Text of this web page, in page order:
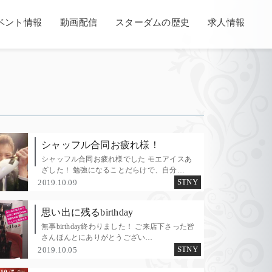
ント情報 動画配信 スターダムの歴史 求人情報
シャッフル合同お疲れ様！
シャッフル合同お疲れ様でした モエアイスあ
ざした！ 勉強になることだらけで、自分…
2019.10.09
STNY
思い出に残るbirthday
無事birthday終わりました！ ご来店下さった皆
さんほんとにありがとうござい…
2019.10.05
STNY